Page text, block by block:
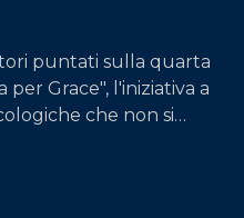
puntati sulla quarta
per Grace", l'iniziativa a
che non si